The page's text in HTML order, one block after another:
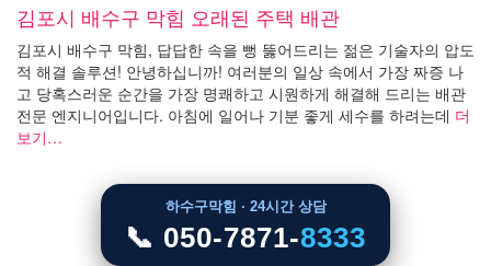
김포시 배수구 막힘 오래된 주택 배관
김포시 배수구 막힘, 답답한 속을 뻥 뚫어드리는 젊은 기술자의 압도
적 해결 솔루션! 안녕하십니까! 여러분의 일상 속에서 가장 짜증 나
고 당혹스러운 순간을 가장 명쾌하고 시원하게 해결해 드리는 배관
전문 엔지니어입니다. 아침에 일어나 기분 좋게 세수를 하려는데 더
보기…
하수구막힘 · 24시간 상담
📞 050-7871-8333